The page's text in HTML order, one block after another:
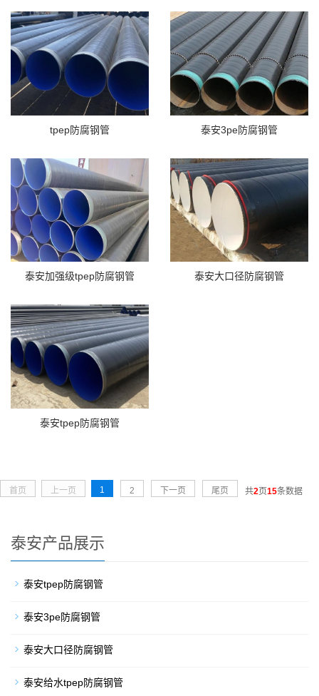
tpep防腐钢管 泰安3pe防腐钢管
泰安加强级tpep防腐钢管 泰安大口径防腐钢管
泰安tpep防腐钢管
首页 上一页 1 2 下一页 尾页 共2页15条数据
泰安产品展示
泰安tpep防腐钢管
泰安3pe防腐钢管
泰安大口径防腐钢管
泰安给水tpep防腐钢管